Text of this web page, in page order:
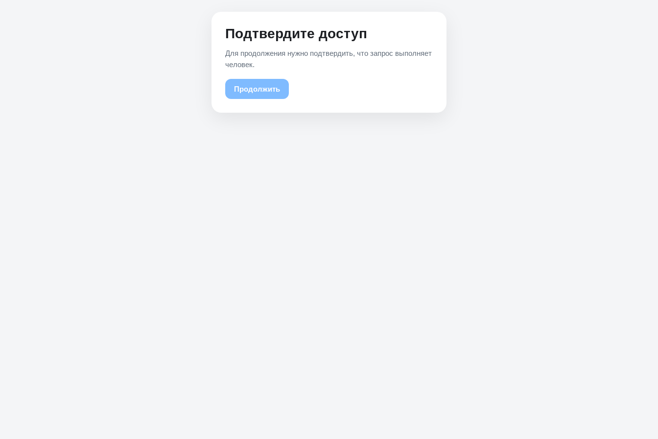
Подтвердите доступ
Для продолжения нужно подтвердить, что запрос выполняет
человек.
Продолжить